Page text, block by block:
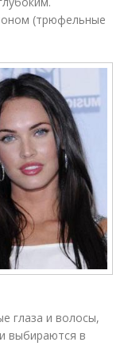
(трюфельные
глаза и волосы,
выбираются в